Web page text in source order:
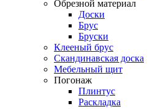
Обрезной материал
Доски
Брус
Бруски
Клееный брус
Скандинавская доска
Мебельный щит
Погонаж
Плинтус
Раскладка